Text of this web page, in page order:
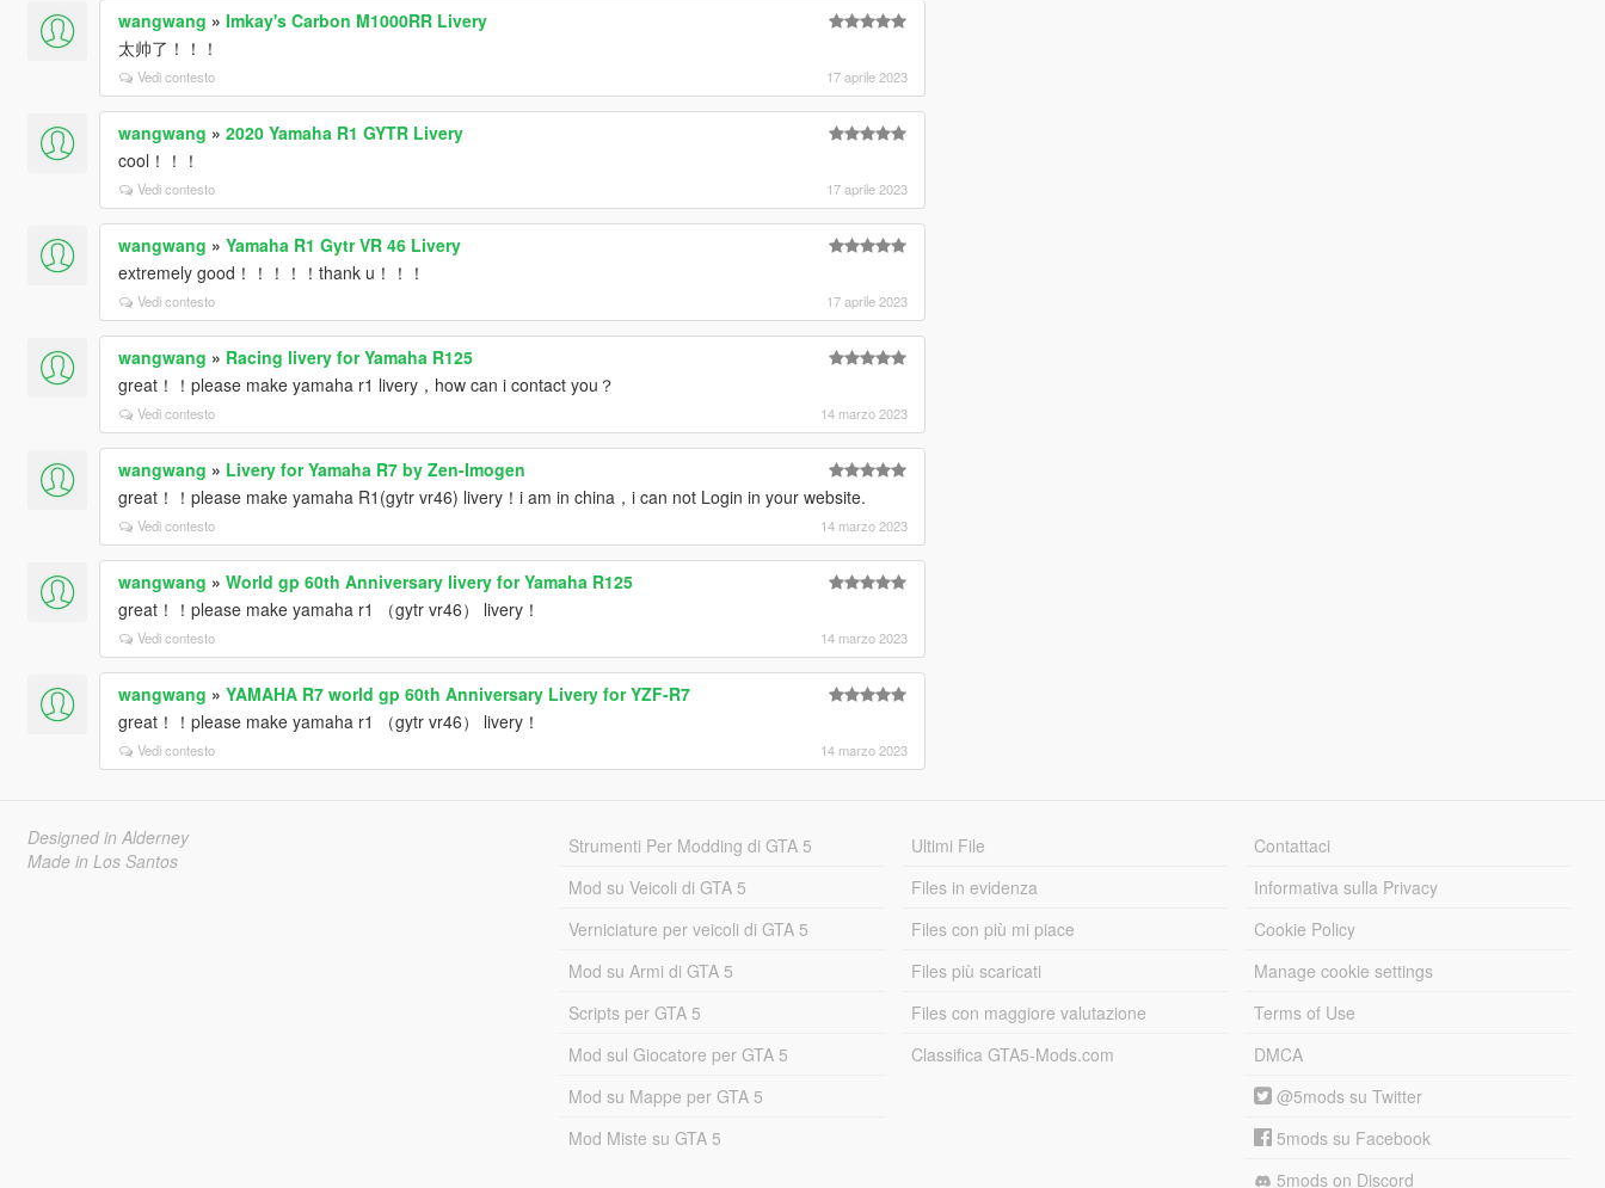
wangwang » Imkay's Carbon M1000RR Livery
太帅了！！！
Vedi contesto 17 aprile 2023
wangwang » 2020 Yamaha R1 GYTR Livery
cool！！！
Vedi contesto 17 aprile 2023
wangwang » Yamaha R1 Gytr VR 46 Livery
extremely good！！！！！thank u！！！
Vedi contesto 17 aprile 2023
wangwang » Racing livery for Yamaha R125
great！！please make yamaha r1 livery，how can i contact you？
Vedi contesto 14 marzo 2023
wangwang » Livery for Yamaha R7 by Zen-Imogen
great！！please make yamaha R1(gytr vr46) livery！i am in china，i can not Login in your website.
Vedi contesto 14 marzo 2023
wangwang » World gp 60th Anniversary livery for Yamaha R125
great！！please make yamaha r1 （gytr vr46） livery！
Vedi contesto 14 marzo 2023
wangwang » YAMAHA R7 world gp 60th Anniversary Livery for YZF-R7
great！！please make yamaha r1 （gytr vr46） livery！
Vedi contesto 14 marzo 2023
Designed in Alderney
Made in Los Santos
Strumenti Per Modding di GTA 5
Mod su Veicoli di GTA 5
Verniciature per veicoli di GTA 5
Mod su Armi di GTA 5
Scripts per GTA 5
Mod sul Giocatore per GTA 5
Mod su Mappe per GTA 5
Mod Miste su GTA 5
Ultimi File
Files in evidenza
Files con più mi piace
Files più scaricati
Files con maggiore valutazione
Classifica GTA5-Mods.com
Contattaci
Informativa sulla Privacy
Cookie Policy
Manage cookie settings
Terms of Use
DMCA
@5mods su Twitter
5mods su Facebook
5mods on Discord